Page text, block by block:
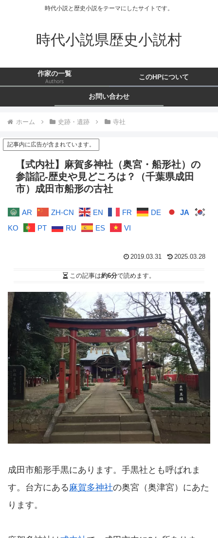
時代小説と歴史小説をテーマにしたサイトです。
時代小説県歴史小説村
作家の一覧
Authors
このHPについて
お問い合わせ
ホーム 史跡・遺跡 寺社
記事内に広告が含まれています。
【式内社】麻賀多神社（奥宮・船形社）の
参詣記-歴史や見どころは？（千葉県成田
市）成田市船形の古社
AR ZH-CN EN FR DE
JA
KO
PT RU ES VI
2019.03.31 2025.03.28
この記事は約6分で読めます。
成田市船形手黒にあります。手黒社とも呼ばれま
す。台方にある 麻賀多神社の奥宮（奥津宮）にあた
ります。